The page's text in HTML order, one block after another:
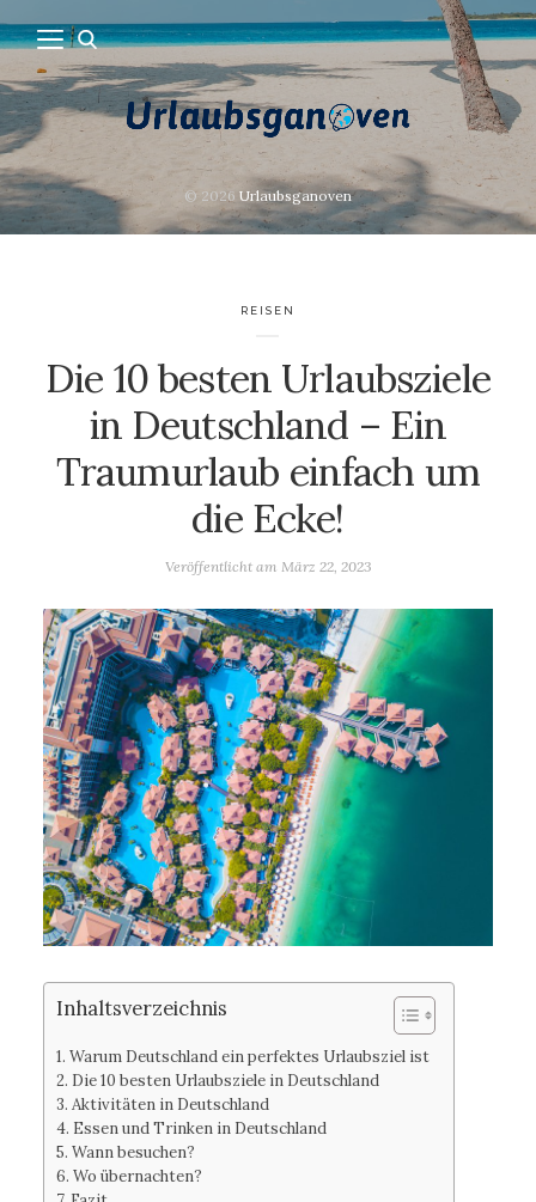
© 2026 Urlaubsganoven
REISEN
Die 10 besten Urlaubsziele
in Deutschland – Ein
Traumurlaub einfach um
die Ecke!
Veröffentlicht am März 22, 2023
Inhaltsverzeichnis
Warum Deutschland ein perfektes Urlaubsziel ist
Die 10 besten Urlaubsziele in Deutschland
Aktivitäten in Deutschland
Essen und Trinken in Deutschland
Wann besuchen?
Wo übernachten?